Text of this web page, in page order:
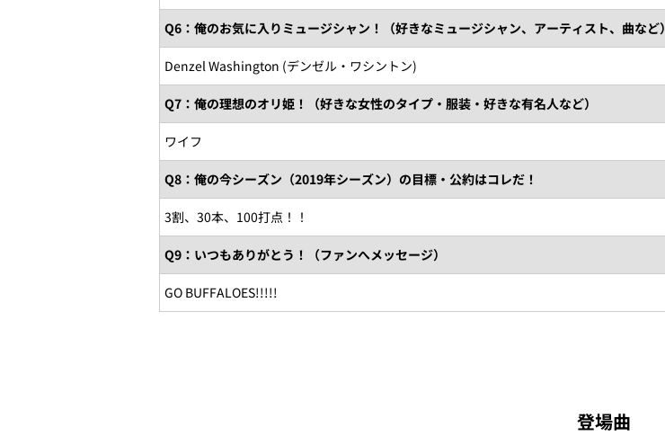
Q6：俺のお気に入りミュージシャン！（好きなミュージシャン、アーティスト、曲など）
Denzel Washington (デンゼル・ワシントン)
Q7：俺の理想のオリ姫！（好きな女性のタイプ・服装・好きな有名人など）
ワイフ
Q8：俺の今シーズン（2019年シーズン）の目標・公約はコレだ！
3割、30本、100打点！！
Q9：いつもありがとう！（ファンへメッセージ）
GO BUFFALOES!!!!!
登場曲